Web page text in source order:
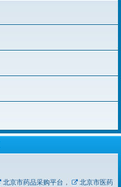
北京市药品采购平台 ，
北京市医药